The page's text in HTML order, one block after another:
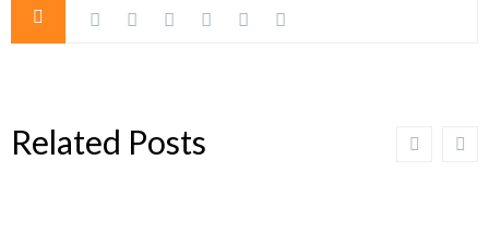
Related Posts